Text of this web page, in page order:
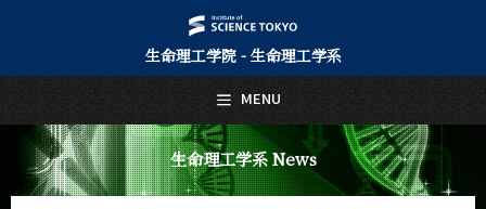
生命理工学院 - 生命理工学系
生命理工学系 News
MENU
日本語 English
トップページ
Top Page
生命理工学系について
About Us